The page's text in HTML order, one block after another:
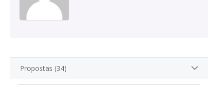
Propostas (34)